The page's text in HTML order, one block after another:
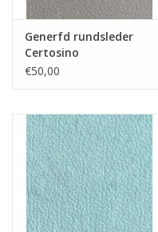
Generfd rundsleder
Certosino
€50,00